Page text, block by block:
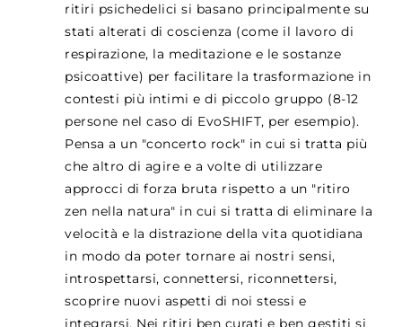
ritiri psichedelici si basano principalmente su
stati alterati di coscienza (come il lavoro di
respirazione, la meditazione e le sostanze
psicoattive) per facilitare la trasformazione in
contesti più intimi e di piccolo gruppo (8-12
persone nel caso di EvoSHIFT, per esempio).
Pensa a un "concerto rock" in cui si tratta più
che altro di agire e a volte di utilizzare
approcci di forza bruta rispetto a un "ritiro
zen nella natura" in cui si tratta di eliminare la
velocità e la distrazione della vita quotidiana
in modo da poter tornare ai nostri sensi,
introspettarsi, connettersi, riconnettersi,
scoprire nuovi aspetti di noi stessi e
integrarsi. Nei ritiri ben curati e ben gestiti si